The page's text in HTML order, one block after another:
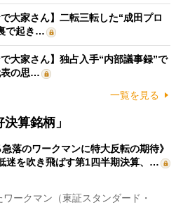
大家さん】二転三転した“成田プロ
で起き…
大家さん】独占入手“内部議事録”で
表の思…
一覧を見る
算銘柄」
急落のワークマンに特大反転の期待》
迷を吹き飛ばす第1四半期決算、…
ークマン（東証スタンダード・